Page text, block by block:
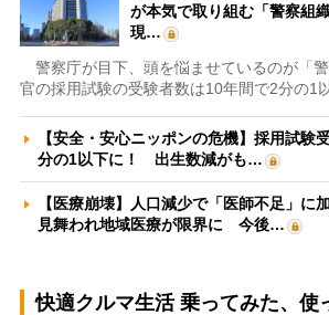
が本気で取り組む「警察組
現…
警察庁が目下、頭を悩ませているのが「
官の採用試験の受験者数は10年間で2分の1
【安全・安心ニッポンの危機】採用試験
分の1以下に！ 出生数減がも…
【医療崩壊】人口減少で「医師不足」に
見舞われ地域医療が限界に 今後…
快適クルマ生活 乗ってみた、使